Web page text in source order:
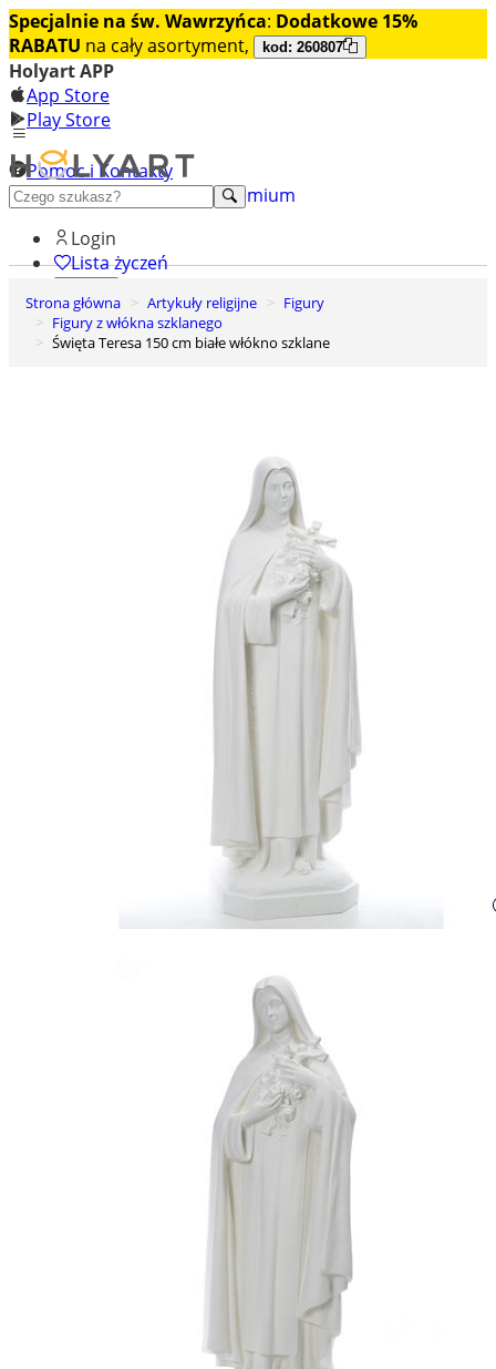
Specjalnie na św. Wawrzyńca: Dodatkowe 15%
RABATU na cały asortyment, kod: 260807
Holyart APP
App Store
Play Store
Pomoc i Kontakty
+48 222 922 860
Odkryj premium
Login
Lista życzeń
0
Koszyk
Strona główna Artykuły religijne
Figury
Figury z włókna szklanego
Święta Teresa 150 cm białe włókno szklane